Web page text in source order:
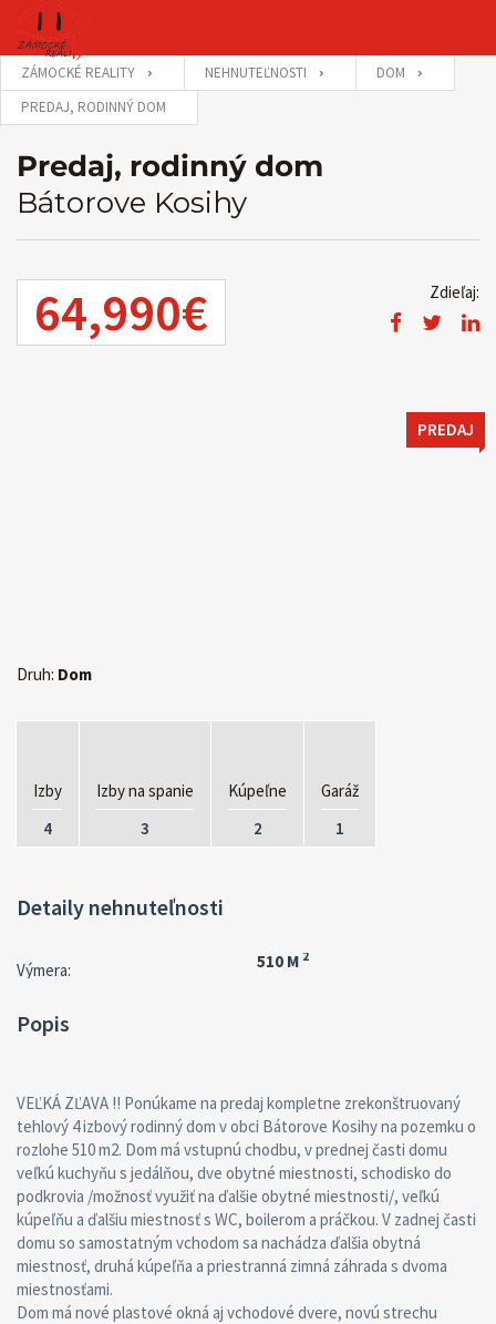
ZÁMOCKÉ REALITY NEHNUTEĽNOSTI
DOM
PREDAJ, RODINNÝ DOM
Predaj, rodinný dom
Bátorove Kosihy
64,990€ Zdieľaj:
PREDAJ
Druh: Dom
Izby
4
Izby na spanie
3
Kúpeľne
2
Garáž
1
Detaily nehnuteľnosti
Výmera: 510 M 2
Popis
VEĽKÁ ZĽAVA !! Ponúkame na predaj kompletne zrekonštruovaný
tehlový 4 izbový rodinný dom v obci Bátorove Kosihy na pozemku o
rozlohe 510 m2. Dom má vstupnú chodbu, v prednej časti domu
veľkú kuchyňu s jedálňou, dve obytné miestnosti, schodisko do
podkrovia /možnosť využiť na ďalšie obytné miestnosti/, veľkú
kúpeľňu a ďalšiu miestnosť s WC, boilerom a práčkou. V zadnej časti
domu so samostatným vchodom sa nachádza ďalšia obytná
miestnosť, druhá kúpeľňa a priestranná zimná záhrada s dvoma
miestnosťami.
Dom má nové plastové okná aj vchodové dvere, novú strechu